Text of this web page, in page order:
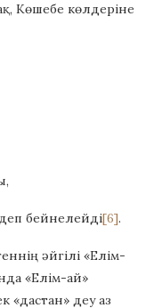
Көшебе көлдеріне
бейнелейді[6].
әйгілі «Елiм-
«Елiм-ай»
деу аз